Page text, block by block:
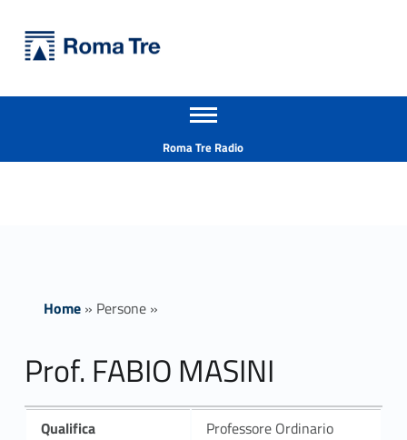
Prof. FABIO MASINI ricerca - Università Roma Tre
Apri il menu secondario
Roma Tre Radio
Home» Persone»
Prof. FABIO MASINI
Qualifica
Professore Ordinario